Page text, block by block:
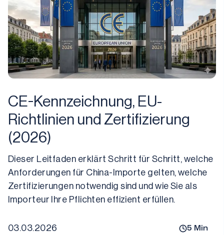
CE-Kennzeichnung, EU-
Richtlinien und Zertifizierung
(2026)
Dieser Leitfaden erklärt Schritt für Schritt, welche
Anforderungen für China-Importe gelten, welche
Zertifizierungen notwendig sind und wie Sie als
Importeur Ihre Pflichten effizient erfüllen.
03.03.2026 5 Min